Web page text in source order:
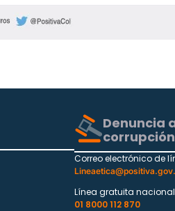
Denuncia
corrupción
Correo electrónico de
Línea gratuita
01 8000 112 870